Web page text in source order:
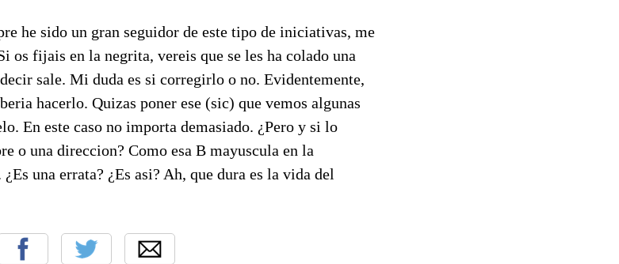
he sido un gran seguidor de este tipo de iniciativas, me
os fijais en la negrita, vereis que se les ha colado una
sale. Mi duda es si corregirlo o no. Evidentemente,
hacerlo. Quizas poner ese (sic) que vemos algunas
En este caso no importa demasiado. ¿Pero y si lo
o una direccion? Como esa B mayuscula en la
una errata? ¿Es asi? Ah, que dura es la vida del